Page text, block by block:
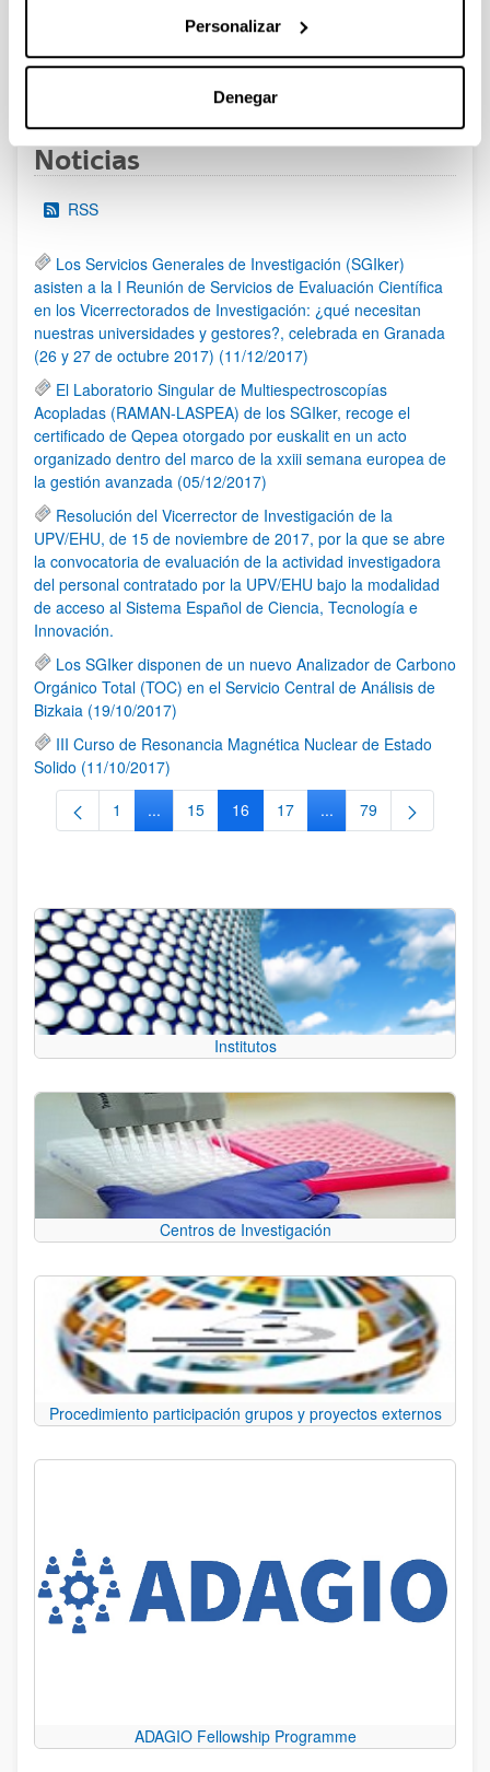
Personalizar
Denegar
PáginaPágina
Noticias
RSS
Los Servicios Generales de Investigación (SGIker)
asisten a la I Reunión de Servicios de Evaluación Científica
en los Vicerrectorados de Investigación: ¿qué necesitan
nuestras universidades y gestores?, celebrada en Granada
(26 y 27 de octubre 2017) (11/12/2017)
El Laboratorio Singular de Multiespectroscopías
Acopladas (RAMAN-LASPEA) de los SGIker, recoge el
certificado de Qepea otorgado por euskalit en un acto
organizado dentro del marco de la xxiii semana europea de
la gestión avanzada (05/12/2017)
Resolución del Vicerrector de Investigación de la
UPV/EHU, de 15 de noviembre de 2017, por la que se abre
la convocatoria de evaluación de la actividad investigadora
del personal contratado por la UPV/EHU bajo la modalidad
de acceso al Sistema Español de Ciencia, Tecnología e
Innovación.
Los SGIker disponen de un nuevo Analizador de Carbono
Orgánico Total (TOC) en el Servicio Central de Análisis de
Bizkaia (19/10/2017)
III Curso de Resonancia Magnética Nuclear de Estado
Solido (11/10/2017)
Página
1 ...Páginas intermedias Use TAB para desplazarse.
Página
15 Página
16 Página
17 ...Páginas intermedias
Página
79
Institutos
Centros de Investigación
Procedimiento participación grupos y proyectos externos
ADAGIO Fellowship Programme